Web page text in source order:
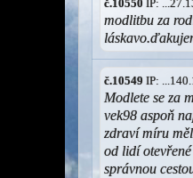
č.10550 IP:
modlitbu za
č.10549 IP:
Modlete se za
vek98 aspoň
zdraví míru
od lidí
správnou